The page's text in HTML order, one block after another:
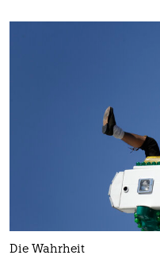
Die Wahrheit